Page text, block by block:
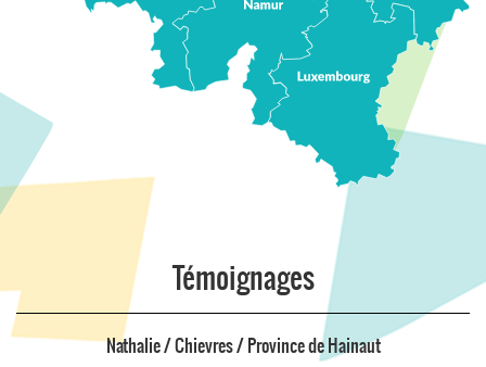
Témoignages
Nathalie / Chievres / Province de Hainaut